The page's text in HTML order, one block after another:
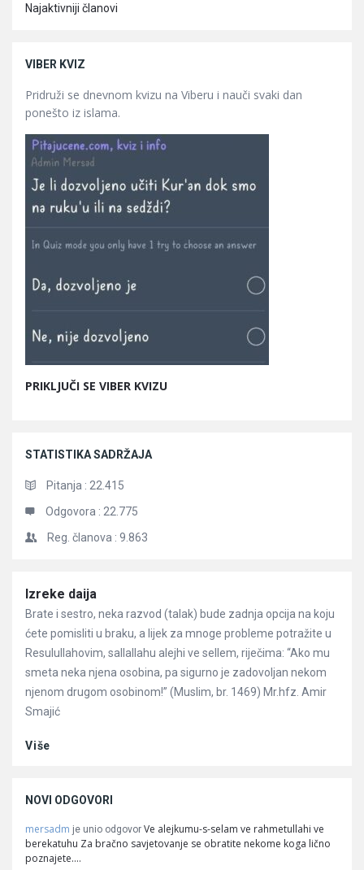
Najaktivniji članovi
VIBER KVIZ
Pridruži se dnevnom kvizu na Viberu i nauči svaki dan
ponešto iz islama.
PRIKLJUČI SE VIBER KVIZU
STATISTIKA SADRŽAJA
Pitanja : 22.415
Odgovora : 22.775
Reg. članova : 9.863
Članci
Izreke daija
Brate i sestro, neka razvod (talak) bude zadnja opcija na koju
ćete pomisliti u braku, a lijek za mnoge probleme potražite u
Resulullahovim, sallallahu alejhi ve sellem, riječima: “Ako mu
smeta neka njena osobina, pa sigurno je zadovoljan nekom
njenom drugom osobinom!” (Muslim, br. 1469) Mr.hfz. Amir
Smajić
Više
NOVI ODGOVORI
mersadm je unio odgovor Ve alejkumu-s-selam ve rahmetullahi ve
berekatuhu Za bračno savjetovanje se obratite nekome koga lično
poznajete.…